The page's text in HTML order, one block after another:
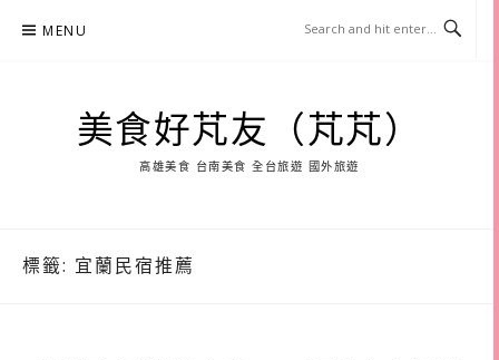
MENU
美食好芃友（芃芃）
高雄美食 台南美食 全台旅遊 國外旅遊
標籤: 宜蘭民宿推薦